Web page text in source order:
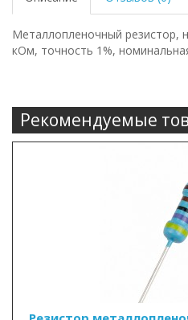
Металлопленочный резистор,
кОм, точность 1%,
Рекомендуемые